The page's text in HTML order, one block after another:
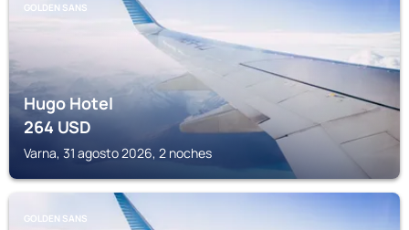
GOLDEN SANS
Hugo Hotel
264USD
Varna, 31 agosto 2026, 2 noches
GOLDEN SANS